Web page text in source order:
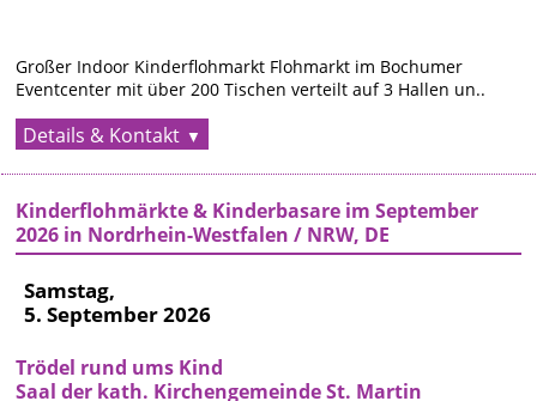
Großer Indoor Kinderflohmarkt Flohmarkt im Bochumer
Eventcenter mit über 200 Tischen verteilt auf 3 Hallen un..
Details & Kontakt
Kinderflohmärkte & Kinderbasare im September
2026 in Nordrhein-Westfalen / NRW, DE
Samstag,
5. September 2026
Trödel rund ums Kind
Saal der kath. Kirchengemeinde St. Martin